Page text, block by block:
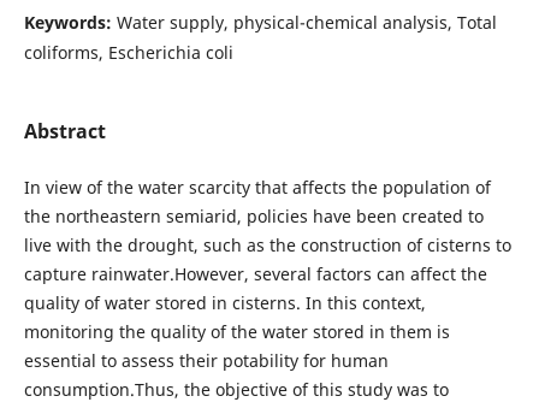
Keywords: Water supply, physical-chemical analysis, Total
coliforms, Escherichia coli
Abstract
In view of the water scarcity that affects the population of
the northeastern semiarid, policies have been created to
live with the drought, such as the construction of cisterns to
capture rainwater.However, several factors can affect the
quality of water stored in cisterns. In this context,
monitoring the quality of the water stored in them is
essential to assess their potability for human
consumption.Thus, the objective of this study was to